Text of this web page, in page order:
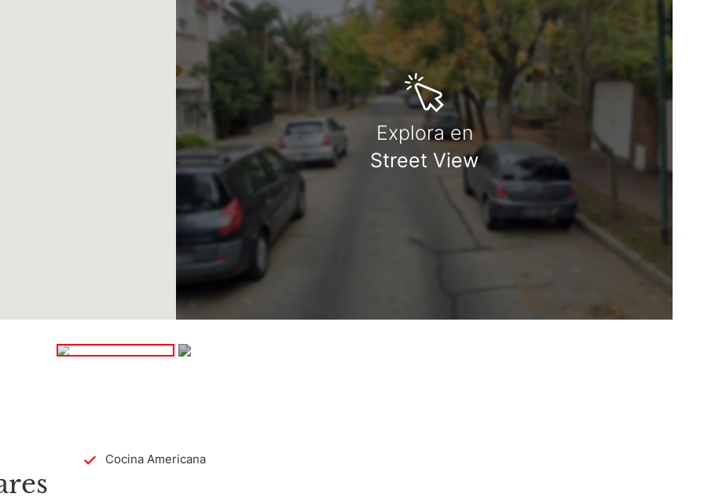
de Bs. As.
Explora en
Street View
Cocina Americana